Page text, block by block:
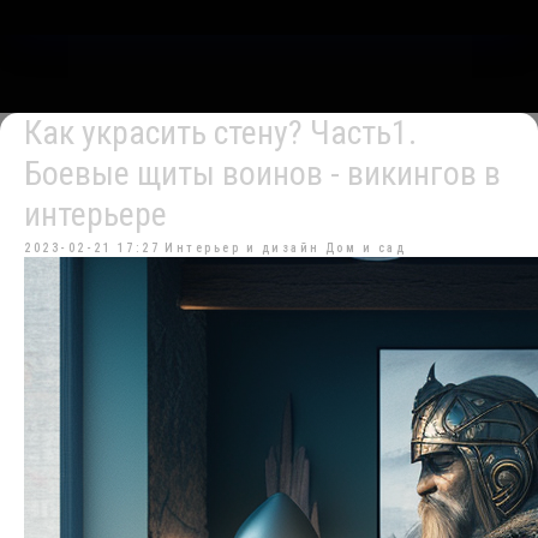
Как украсить стену? Часть1.
Боевые щиты воинов - викингов в
интерьере
2023-02-21 17:27 Интерьер и дизайн Дом и сад